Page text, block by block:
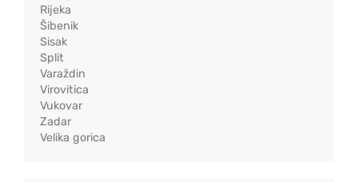
Rijeka
Šibenik
Sisak
Split
Varaždin
Virovitica
Vukovar
Zadar
Velika gorica